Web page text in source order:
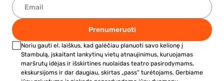
Prenumeruoti
Noriu gauti el. laiškus, kad galėčiau planuoti savo kelionę į
Stambulą, įskaitant lankytinų vietų atnaujinimus, kuruojamas
maršrutų idėjas ir išskirtines nuolaidas teatro pasirodymams,
ekskursijoms ir dar daugiau, skirtas „pass“ turėtojams. Gerbiame